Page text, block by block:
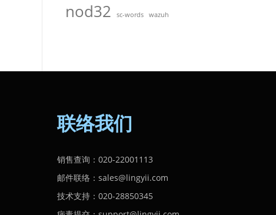
nod32 sc-words wazuh
联络我们
销售查询：020-22001113
邮件联络：sales@lingyii.com
技术支持：020-28850345